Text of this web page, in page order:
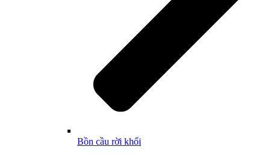
Bồn cầu rời khối